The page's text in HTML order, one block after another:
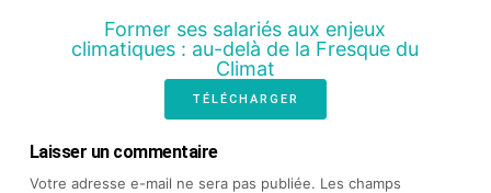
Former ses salariés aux enjeux
climatiques : au-delà de la Fresque du
Climat
TÉLÉCHARGER
Laisser un commentaire
Votre adresse e-mail ne sera pas publiée. Les champs